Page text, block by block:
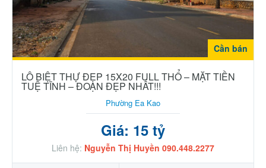
Cần bán
LÔ BIỆT THỰ ĐẸP 15X20 FULL THỔ – MẶT TIỀN
TUỆ TĨNH – ĐOẠN ĐẸP NHẤT!!!
Phường Ea Kao
Giá: 15 tỷ
Liên hệ: Nguyễn Thị Huyền 090.448.2277